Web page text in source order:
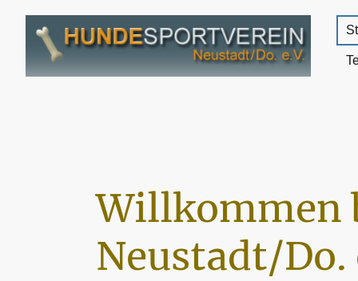
Willkommen
Neustadt/Do.